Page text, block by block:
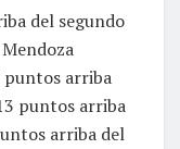
del segundo
puntos arriba
puntos arriba
arriba del